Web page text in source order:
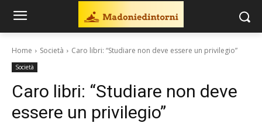
Home Società Caro libri: “Studiare non deve essere un privilegio”
Società
Caro libri: “Studiare non deve
essere un privilegio”